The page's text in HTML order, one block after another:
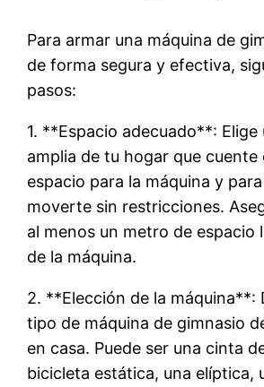
Para armar una máquina de
de forma segura y efectiva,
pasos:
1. **Espacio adecuado**: Elige
amplia de tu hogar que
espacio para la máquina y
moverte sin restricciones.
al menos un metro de espacio
de la máquina.
2. **Elección de la máquina**:
tipo de máquina de gimnasio
en casa. Puede ser una cinta
bicicleta estática, una elíptica,